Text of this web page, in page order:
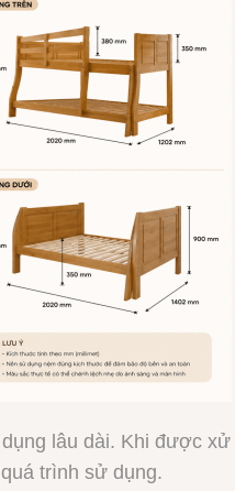
lâu dài. Khi được xử
trình sử dụng.